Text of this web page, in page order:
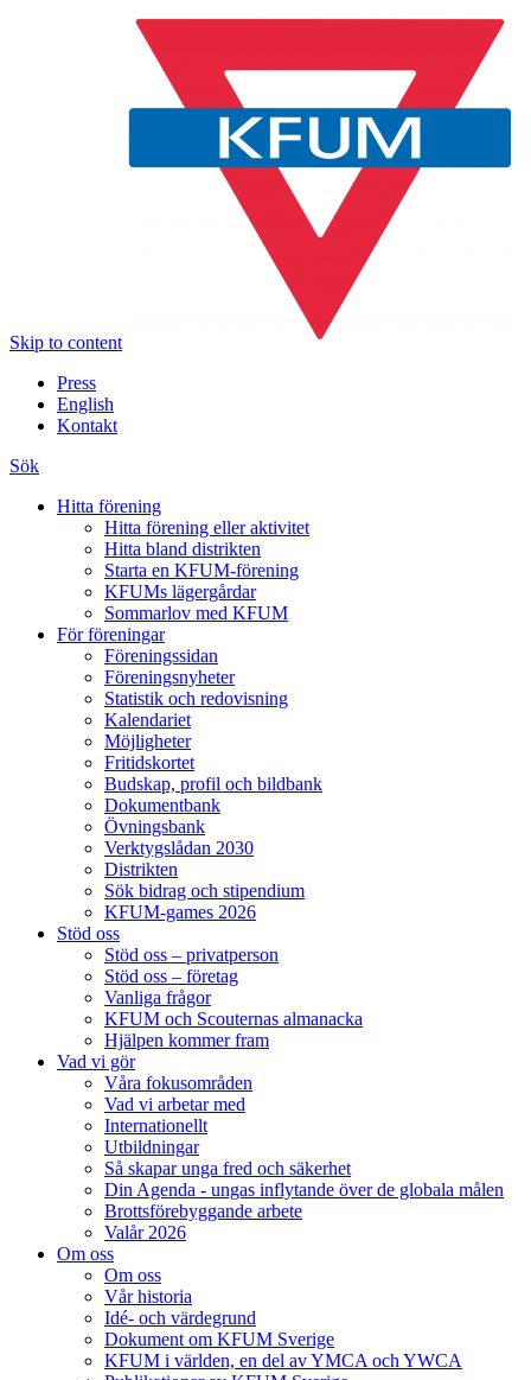
Skip to content
Press
English
Kontakt
Sök
Hitta förening
Hitta förening eller aktivitet
Hitta bland distrikten
Starta en KFUM-förening
KFUMs lägergårdar
Sommarlov med KFUM
För föreningar
Föreningssidan
Föreningsnyheter
Statistik och redovisning
Kalendariet
Möjligheter
Fritidskortet
Budskap, profil och bildbank
Dokumentbank
Övningsbank
Verktygslådan 2030
Distrikten
Sök bidrag och stipendium
KFUM-games 2026
Stöd oss
Stöd oss – privatperson
Stöd oss – företag
Vanliga frågor
KFUM och Scouternas almanacka
Hjälpen kommer fram
Vad vi gör
Våra fokusområden
Vad vi arbetar med
Internationellt
Utbildningar
Så skapar unga fred och säkerhet
Din Agenda - ungas inflytande över de globala målen
Brottsförebyggande arbete
Valår 2026
Om oss
Om oss
Vår historia
Idé- och värdegrund
Dokument om KFUM Sverige
KFUM i världen, en del av YMCA och YWCA